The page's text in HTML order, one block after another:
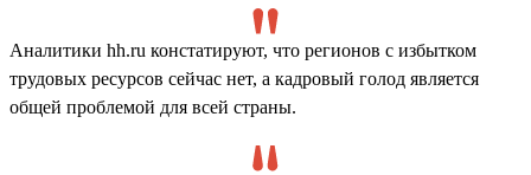
Аналитики hh.ru констатируют, что регионов с избытком
трудовых ресурсов сейчас нет, а кадровый голод является
общей проблемой для всей страны.